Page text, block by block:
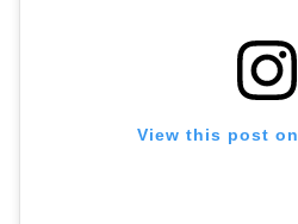
View this post